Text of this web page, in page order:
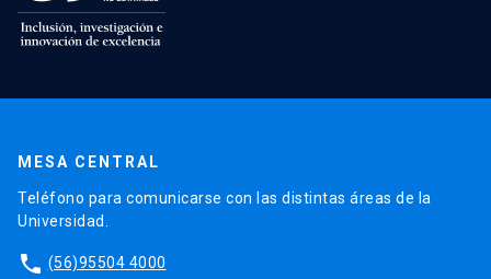
MESA CENTRAL
Teléfono para comunicarse con las distintas áreas de la
Universidad.
phone (56)95504 4000